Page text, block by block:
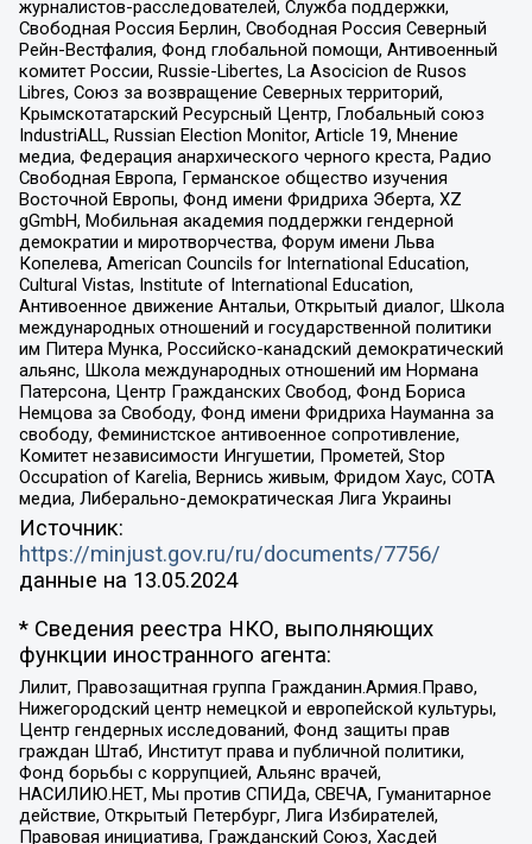
журналистов-расследователей, Служба поддержки,
Свободная Россия Берлин, Свободная Россия Северный
Рейн-Вестфалия, Фонд глобальной помощи, Антивоенный
комитет России, Russie-Libertes, La Asocicion de Rusos
Libres, Союз за возвращение Северных территорий,
Крымскотатарский Ресурсный Центр, Глобальный союз
IndustriALL, Russian Election Monitor, Article 19, Мнение
медиа, Федерация анархического черного креста, Радио
Свободная Европа, Германское общество изучения
Восточной Европы, Фонд имени Фридриха Эберта, XZ
gGmbH, Мобильная академия поддержки гендерной
демократии и миротворчества, Форум имени Льва
Копелева, American Councils for International Education,
Cultural Vistas, Institute of International Education,
Антивоенное движение Антальи, Открытый диалог, Школа
международных отношений и государственной политики
им Питера Мунка, Российско-канадский демократический
альянс, Школа международных отношений им Нормана
Патерсона, Центр Гражданских Свобод, Фонд Бориса
Немцова за Свободу, Фонд имени Фридриха Науманна за
свободу, Феминистское антивоенное сопротивление,
Комитет независимости Ингушетии, Прометей, Stop
Occupation of Karelia, Вернись живым, Фридом Хаус, СОТА
медиа, Либерально-демократическая Лига Украины
Источник:
https://minjust.gov.ru/ru/documents/7756/
данные на 13.05.2024
* Сведения реестра НКО, выполняющих
функции иностранного агента:
Лилит, Правозащитная группа Гражданин.Армия.Право,
Нижегородский центр немецкой и европейской культуры,
Центр гендерных исследований, Фонд защиты прав
граждан Штаб, Институт права и публичной политики,
Фонд борьбы с коррупцией, Альянс врачей,
НАСИЛИЮ.НЕТ, Мы против СПИДа, СВЕЧА, Гуманитарное
действие, Открытый Петербург, Лига Избирателей,
Правовая инициатива, Гражданский Союз, Хасдей